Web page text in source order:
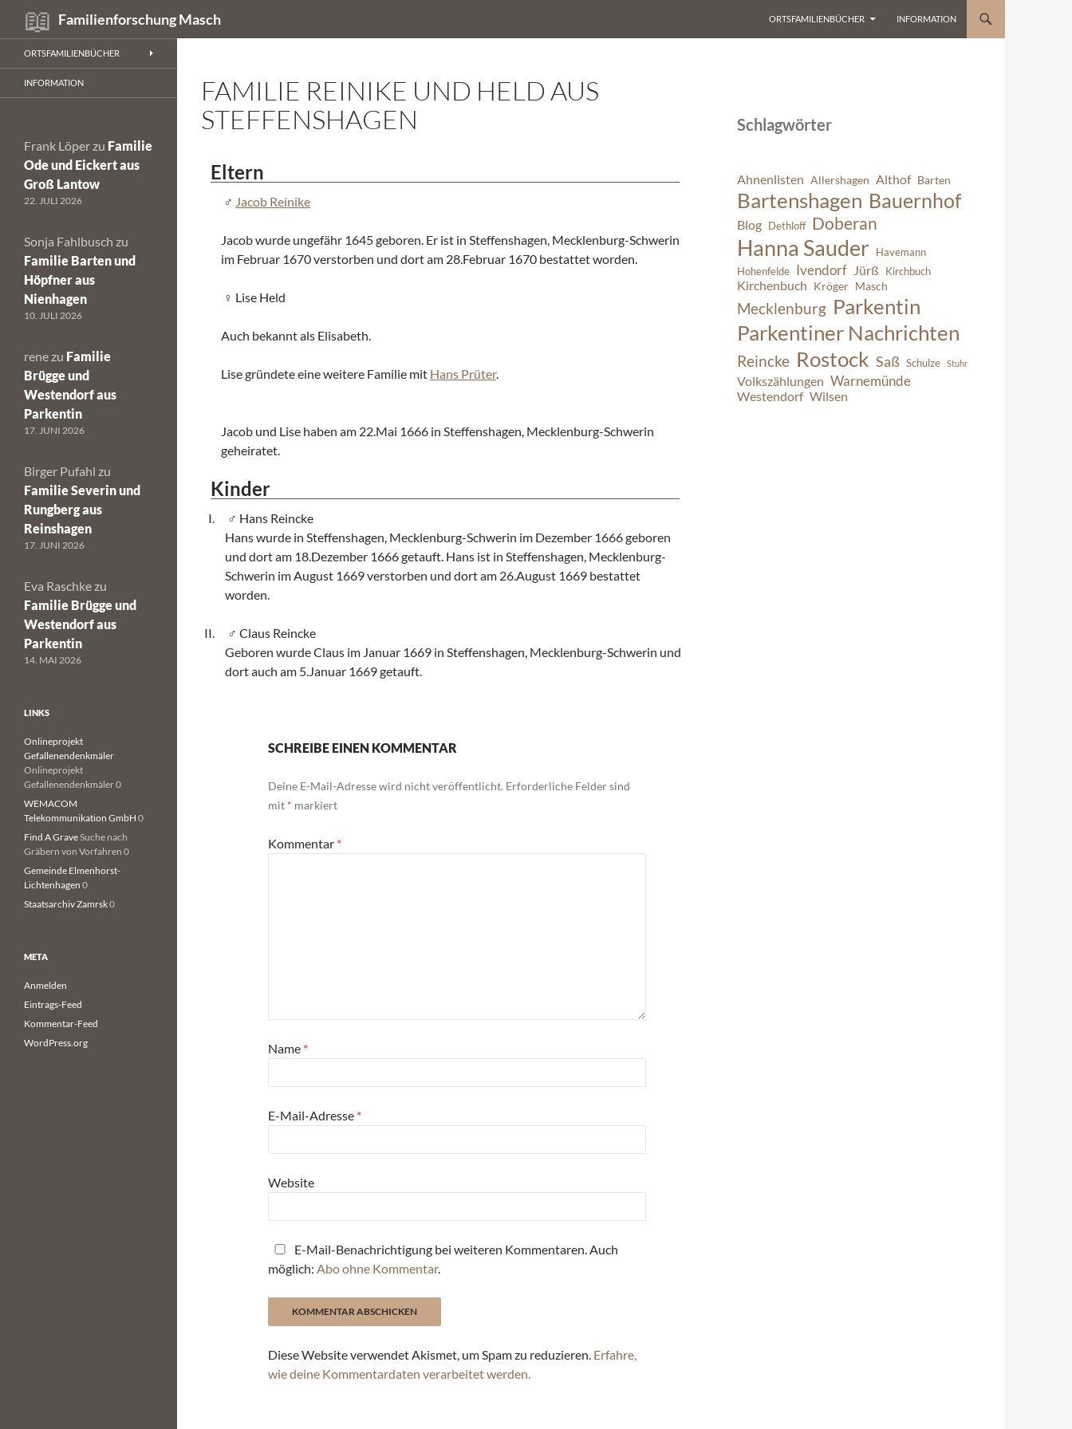
Inhalt
springen
Familienforschung Masch
Suchen
ORTSFAMILIENBÜCHER INFORMATION
FAMILIE REINIKE UND HELD AUS
STEFFENSHAGEN
Eltern
Jacob Reinike
Jacob wurde ungefähr 1645 geboren. Er ist in Steffenshagen, Mecklenburg-Schwerin
im Februar 1670 verstorben und dort am 28.Februar 1670 bestattet worden.
Lise Held
Auch bekannt als Elisabeth.
Lise gründete eine weitere Familie mit Hans Prüter.
Jacob und Lise haben am 22.Mai 1666 in Steffenshagen, Mecklenburg-Schwerin
geheiratet.
Kinder
Hans Reincke
Hans wurde in Steffenshagen, Mecklenburg-Schwerin im Dezember 1666 geboren
und dort am 18.Dezember 1666 getauft. Hans ist in Steffenshagen, Mecklenburg-
Schwerin im August 1669 verstorben und dort am 26.August 1669 bestattet
worden.
Claus Reincke
Geboren wurde Claus im Januar 1669 in Steffenshagen, Mecklenburg-Schwerin und
dort auch am 5.Januar 1669 getauft.
SCHREIBE EINEN KOMMENTAR
Deine E-Mail-Adresse wird nicht veröffentlicht. Erforderliche Felder sind
mit * markiert
Kommentar *
Name *
E-Mail-Adresse *
Website
E-Mail-Benachrichtigung bei weiteren Kommentaren. Auch
möglich: Abo ohne Kommentar.
Diese Website verwendet Akismet, um Spam zu reduzieren. Erfahre,
wie deine Kommentardaten verarbeitet werden.
Schlagwörter
Ahnenlisten Allershagen Althof Barten
Bartenshagen Bauernhof
Blog Dethloff Doberan
Hanna Sauder
Havemann
Hohenfelde Ivendorf Jürß Kirchbuch
Kirchenbuch Kröger Masch
Mecklenburg Parkentin
Parkentiner Nachrichten
Reincke Rostock Saß Schulze Stuhr
Volkszählungen Warnemünde
Westendorf Wilsen
ORTSFAMILIENBÜCHER
INFORMATION
Frank Löper zu Familie
Ode und Eickert aus
Groß Lantow
22. JULI 2026
Sonja Fahlbusch zu
Familie Barten und
Höpfner aus
Nienhagen
10. JULI 2026
rene zu Familie
Brügge und
Westendorf aus
Parkentin
17. JUNI 2026
Birger Pufahl zu
Familie Severin und
Rungberg aus
Reinshagen
17. JUNI 2026
Eva Raschke zu
Familie Brügge und
Westendorf aus
Parkentin
14. MAI 2026
LINKS
Onlineprojekt
Gefallenendenkmäler
Onlineprojekt
Gefallenendenkmäler 0
WEMACOM
Telekommunikation GmbH 0
Find A GraveSuche nach
Gräbern von Vorfahren 0
Gemeinde Elmenhorst-
Lichtenhagen 0
Staatsarchiv Zamrsk0
META
Anmelden
Eintrags-Feed
Kommentar-Feed
WordPress.org